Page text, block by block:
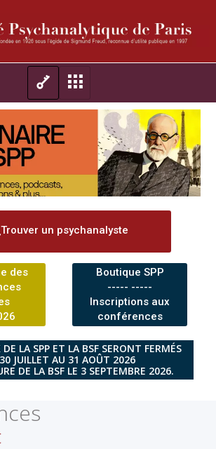
Trouver un psychanalyste
des
Boutique SPP
----- -----
Inscriptions aux
conférences
DE LA SPP ET LA BSF SERONT FERMÉS
JUILLET AU 31 AOÛT 2026
DE LA BSF LE 3 SEPTEMBRE 2026.